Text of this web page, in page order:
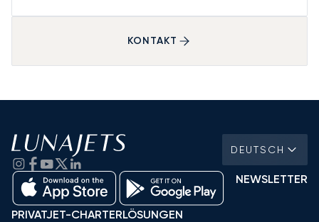
KONTAKT
DEUTSCH
NEWSLETTER
PRIVATJET-CHARTERLÖSUNGEN